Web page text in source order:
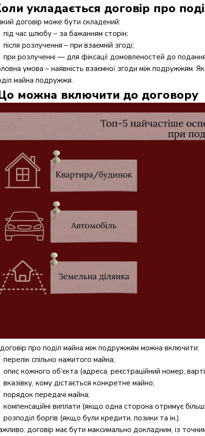
укладається договір про
договір може бути складений:
під час шлюбу – за бажанням сторін;
після розлучення – при взаємній згоді;
при розлученні — для фіксації домовленостей до
умова – наявність взаємної згоди між подружжям.
майна подружжя.
можна включити до договору
про поділ майна між подружжям можна включити:
перелік спільно нажитого майна;
опис кожного об’єкта (адреса, реєстраційний номер,
вказівку, кому дістається конкретне майно;
порядок передачі майна;
компенсаційні виплати (якщо одна сторона отримує
розподіл боргів (якщо були кредити, позики та ін.).
договір має бути максимально докладним, із